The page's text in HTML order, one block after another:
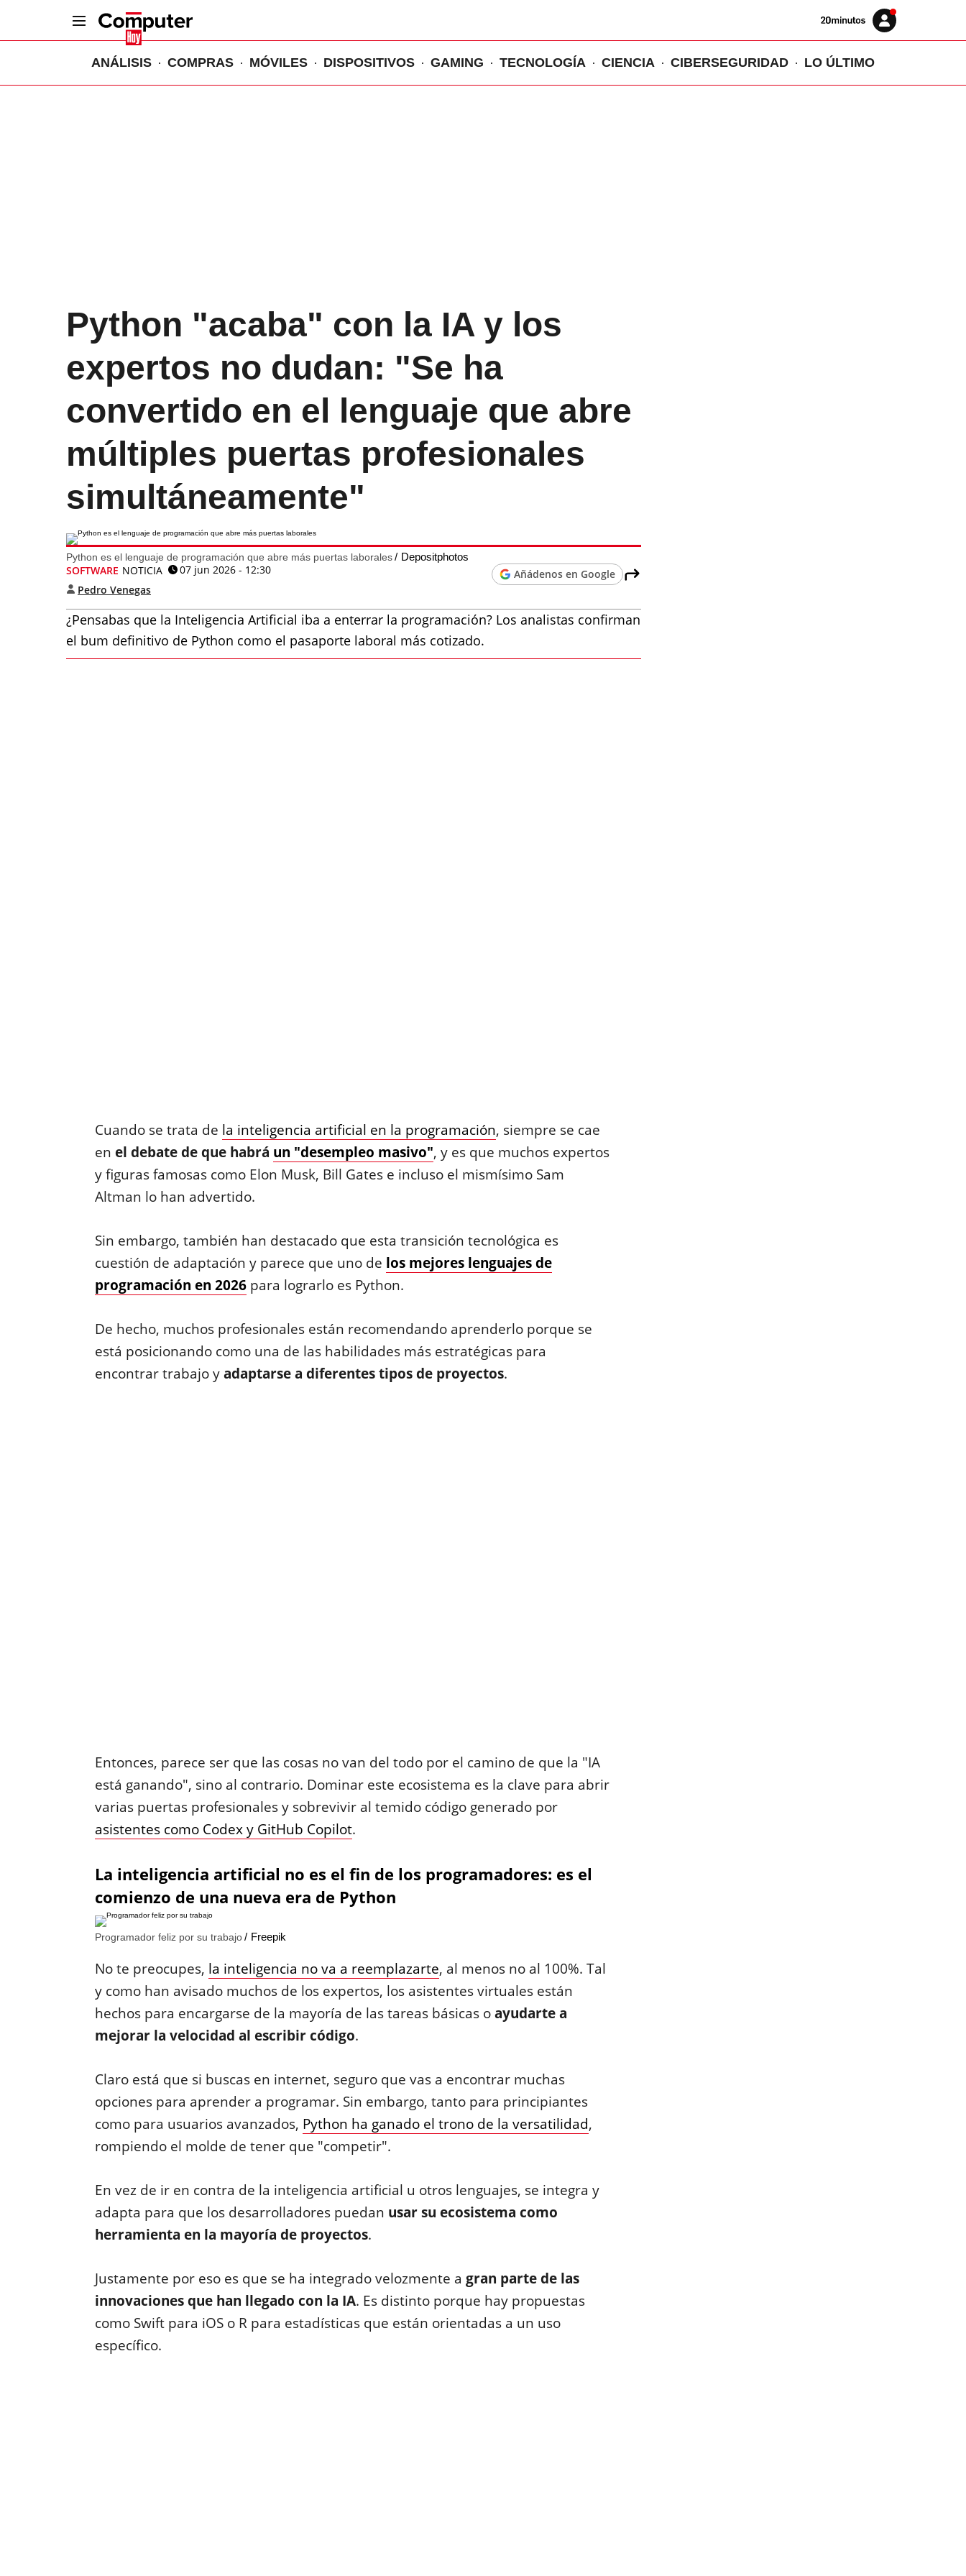
Volver
Iniciar
sesión
ANÁLISIS COMPRAS MÓVILES DISPOSITIVOS GAMING TECNOLOGÍA CIENCIA CIBERSEGURIDAD LO ÚLTIMO
Python "acaba" con la IA y los
expertos no dudan: "Se ha
convertido en el lenguaje que abre
múltiples puertas profesionales
simultáneamente"
Python es el lenguaje de programación que abre más puertas laborales Depositphotos
SOFTWARE NOTICIA
07 jun 2026 - 12:30
Pedro Venegas
Añádenos en Google
¿Pensabas que la Inteligencia Artificial iba a enterrar la programación? Los analistas confirman
el bum definitivo de Python como el pasaporte laboral más cotizado.
Cuando se trata de la inteligencia artificial en la programación, siempre se cae
en el debate de que habrá un "desempleo masivo", y es que muchos expertos
y figuras famosas como Elon Musk, Bill Gates e incluso el mismísimo Sam
Altman lo han advertido.
Sin embargo, también han destacado que esta transición tecnológica es
cuestión de adaptación y parece que uno de los mejores lenguajes de
programación en 2026para lograrlo es Python.
De hecho, muchos profesionales están recomendando aprenderlo porque se
está posicionando como una de las habilidades más estratégicas para
encontrar trabajo yadaptarse a diferentes tipos de proyectos.
Entonces, parece ser que las cosas no van del todo por el camino de que la "IA
está ganando", sino al contrario. Dominar este ecosistema es la clave para abrir
varias puertas profesionales y sobrevivir al temido código generado por
asistentes como Codex y GitHub Copilot.
La inteligencia artificial no es el fin de los programadores: es el
comienzo de una nueva era de Python
Programador feliz por su trabajo Freepik
No te preocupes, la inteligencia no va a reemplazarte, al menos no al 100%. Tal
y como han avisado muchos de los expertos, los asistentes virtuales están
hechos para encargarse de la mayoría de las tareas básicas oayudarte a
mejorar la velocidad al escribir código.
Claro está que si buscas en internet, seguro que vas a encontrar muchas
opciones para aprender a programar. Sin embargo, tanto para principiantes
como para usuarios avanzados, Python ha ganado el trono de la versatilidad,
rompiendo el molde de tener que "competir".
En vez de ir en contra de la inteligencia artificial u otros lenguajes, se integra y
adapta para que los desarrolladores puedan usar su ecosistema como
herramienta en la mayoría de proyectos.
Justamente por eso es que se ha integrado velozmente a gran parte de las
innovaciones que han llegado con la IA. Es distinto porque hay propuestas
como Swift para iOS o R para estadísticas que están orientadas a un uso
específico.